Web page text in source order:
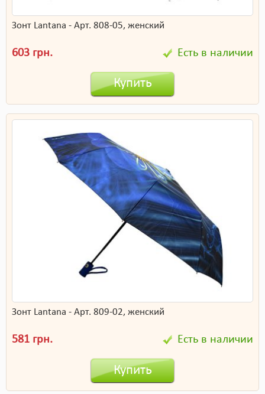
Зонт Lantana - Арт. 808-05, женский
603 грн. Есть в наличии
Купить
Зонт Lantana - Арт. 809-02, женский
581 грн. Есть в наличии
Купить